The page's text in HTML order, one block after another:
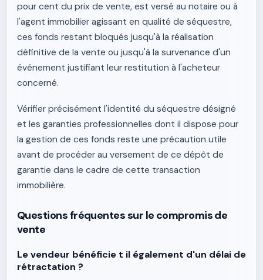
pour cent du prix de vente, est versé au notaire ou à
l'agent immobilier agissant en qualité de séquestre,
ces fonds restant bloqués jusqu'à la réalisation
définitive de la vente ou jusqu'à la survenance d'un
événement justifiant leur restitution à l'acheteur
concerné.
Vérifier précisément l'identité du séquestre désigné
et les garanties professionnelles dont il dispose pour
la gestion de ces fonds reste une précaution utile
avant de procéder au versement de ce dépôt de
garantie dans le cadre de cette transaction
immobilière.
Questions fréquentes sur le compromis de
vente
Le vendeur bénéficie t il également d'un délai de
rétractation ?